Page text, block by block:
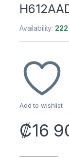
Availability:
Add to wishlist
₡16